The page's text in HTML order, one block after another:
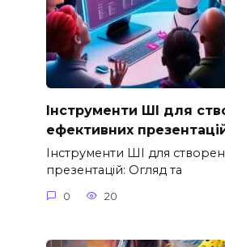
Інструменти ШІ для
ефективних
Інструменти ШІ для
презентацій: Огляд та
0 20